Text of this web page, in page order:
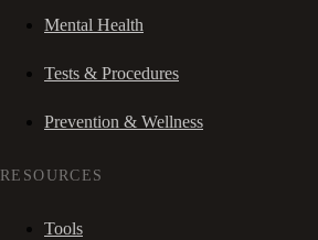
Mental Health
Tests & Procedures
Prevention & Wellness
RESOURCES
Tools